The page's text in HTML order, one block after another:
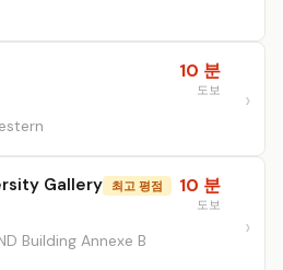
10 분
도보
Gallery 최고 평점
Building Annexe B
10 분
도보